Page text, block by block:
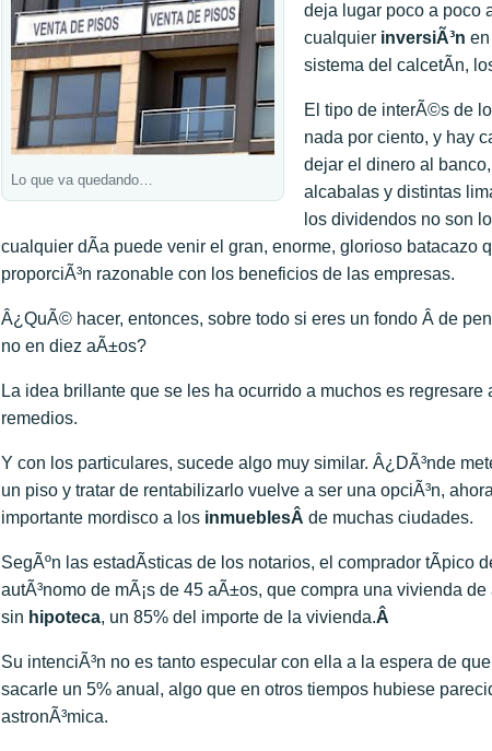
Lo que va quedando…
deja lugar poco a poco
cualquier inversiÃ³n
sistema del calcetÃ­n,
El tipo de interÃ©s de
nada por ciento, y hay
dejar el dinero al
alcabalas y distintas
los dividendos no son
cualquier dÃ­a puede venir el gran, enorme, glorioso batacazo
proporciÃ³n razonable con los beneficios de las empresas.
Â¿QuÃ© hacer, entonces, sobre todo si eres un fondo Â de
no en diez aÃ±os?
La idea brillante que se les ha ocurrido a muchos es regresare
remedios.
Y con los particulares, sucede algo muy similar. Â¿DÃ³nde
un piso y tratar de rentabilizarlo vuelve a ser una opciÃ³n,
importante mordisco a los inmueblesÂ de muchas ciudades.
SegÃºn las estadÃ­sticas de los notarios, el comprador tÃ­pico
autÃ³nomo de mÃ¡s de 45 aÃ±os, que compra una vivienda
sin hipoteca, un 85% del importe de la vivienda.Â
Su intenciÃ³n no es tanto especular con ella a la espera de
sacarle un 5% anual, algo que en otros tiempos hubiese
astronÃ³mica.